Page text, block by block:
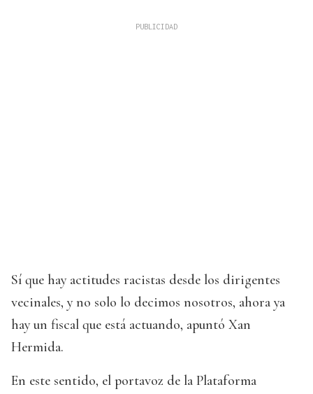
Sí que hay actitudes racistas desde los dirigentes
vecinales, y no solo lo decimos nosotros, ahora ya
hay un fiscal que está actuando, apuntó Xan
Hermida.
En este sentido, el portavoz de la Plataforma